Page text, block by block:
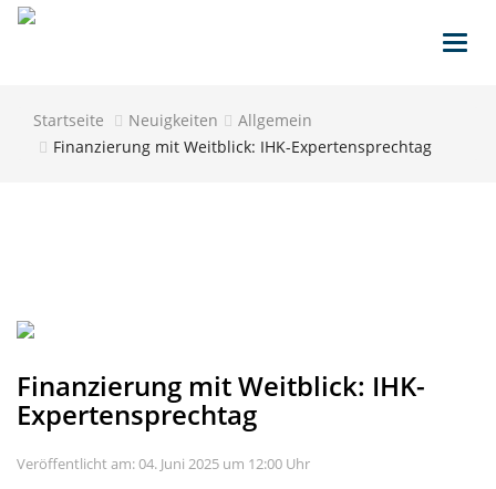
Startseite Neuigkeiten
Allgemein
Finanzierung mit Weitblick: IHK-Expertensprechtag
Finanzierung mit Weitblick: IHK-
Expertensprechtag
Veröffentlicht am: 04. Juni 2025 um 12:00 Uhr